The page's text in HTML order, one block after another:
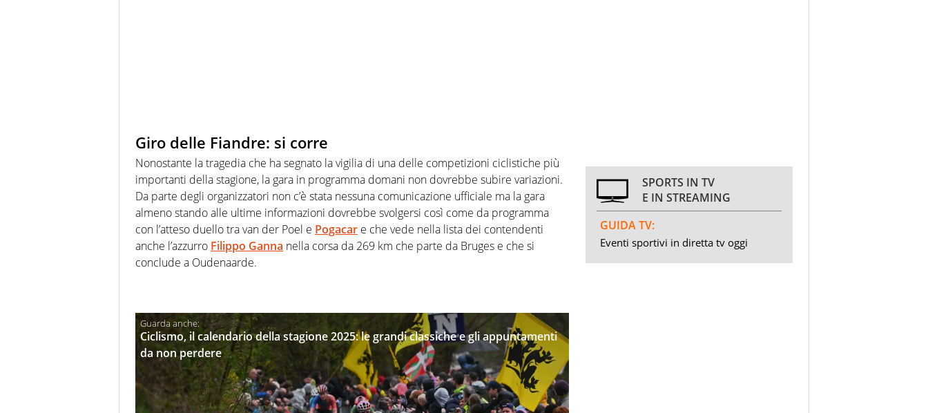
Giro delle Fiandre: si corre
Nonostante la tragedia che ha segnato la vigilia di una delle competizioni ciclistiche più
importanti della stagione, la gara in programma domani non dovrebbe subire variazioni.
Da parte degli organizzatori non c’è stata nessuna comunicazione ufficiale ma la gara
almeno stando alle ultime informazioni dovrebbe svolgersi così come da programma
con l’atteso duello tra van der Poel e Pogacar e che vede nella lista dei contendenti
anche l’azzurro Filippo Ganna nella corsa da 269 km che parte da Bruges e che si
conclude a Oudenaarde.
Ciclismo, il calendario della stagione 2025: le grandi classiche e gli appuntamenti
da non perdere
SPORTS IN TV
E IN STREAMING
GUIDA TV:
Eventi sportivi in diretta tv oggi